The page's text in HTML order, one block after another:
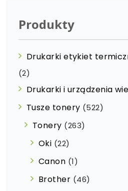
Produkty
Drukarki etykiet
(2)
Drukarki i urządzenia
Tusze tonery (522)
Tonery (263)
Oki (22)
Canon (1)
Brother (46)